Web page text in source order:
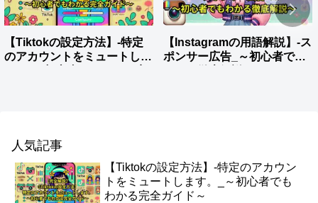
【Tiktokの設定方法】-特定
のアカウントをミュートしま
【Instagramの用語解説】-ス
ポンサー広告_～初心者でも
人気記事
【Tiktokの設定方法】-特定のアカウン
トをミュートします。_～初心者でも
わかる完全ガイド～